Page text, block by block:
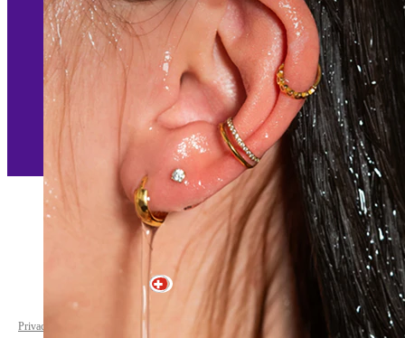
Switzerland
Privacy policy Cookie settings